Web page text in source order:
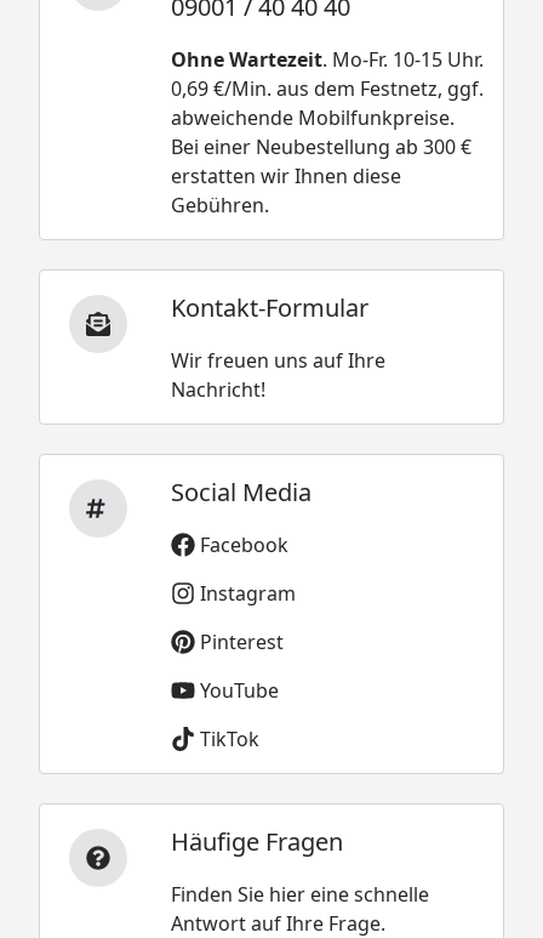
Ohne Wartezeit. Mo-Fr. 10-15 Uhr.
0,69 €/Min. aus dem Festnetz, ggf.
abweichende Mobilfunkpreise.
Bei einer Neubestellung ab 300 €
erstatten wir Ihnen diese
Gebühren.
Kontakt-Formular
Wir freuen uns auf Ihre
Nachricht!
Social Media
Facebook
Instagram
Pinterest
YouTube
TikTok
Häufige Fragen
Finden Sie hier eine schnelle
Antwort auf Ihre Frage.